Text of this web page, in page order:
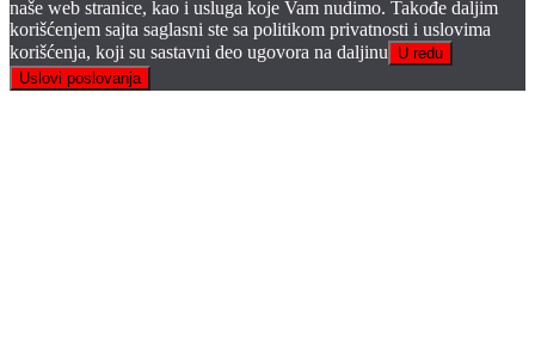
naše web stranice, kao i usluga koje Vam nudimo. Takođe daljim
korišćenjem sajta saglasni ste sa politikom privatnosti i uslovima
korišćenja, koji su sastavni deo ugovora na daljinu
U redu
Uslovi poslovanja